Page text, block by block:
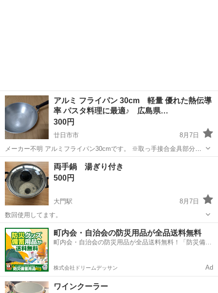
アルミ フライパン 30cm 軽量 優れた熱伝導
率 パスタ料理に最適♪ 広島県…
300円
廿日市市
8月7日
メーカー不明 アルミフライパン30cmです。 ※取っ手接合金具部分は
磁石が付くので鉄かと思います。 中古ですので使用感があります。 ア
ルミなので研磨すればピカピカになりますが現状渡しとなります。 神
経質な方はご遠...
広島 廿日市市 調理器具 アルミ
両手鍋 湯ぎり付き
500円
大門駅
8月7日
数回使用してます。
広島 福山市 大門駅 調理器具
町内会・自治会の防災用品が全品送料無料
町内会・自治会の防災用品が全品送料無料！「防災備蓄
株式会社ドリームデッサン Ad
ワインクーラー